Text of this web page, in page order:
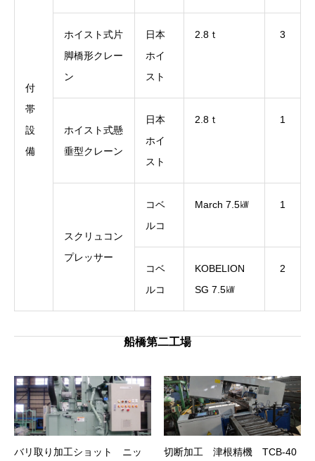
付
帯
設
備
ホイスト式片
脚橋形クレー
ン
日本
ホイ
スト
2.8ｔ 3
ホイスト式懸
垂型クレーン
日本
ホイ
スト
2.8ｔ 1
スクリュコン
プレッサー
コベ
ルコ
March 7.5㎾ 1
コベ
ルコ
KOBELION
SG 7.5㎾
2
船橋第二工場
バリ取り加工ショット ニッ
切断加工 津根精機 TCB-40